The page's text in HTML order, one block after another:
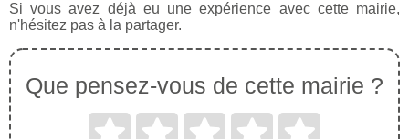
Si vous avez déjà eu une expérience avec cette mairie,
n'hésitez pas à la partager.
Que pensez-vous de cette mairie ?